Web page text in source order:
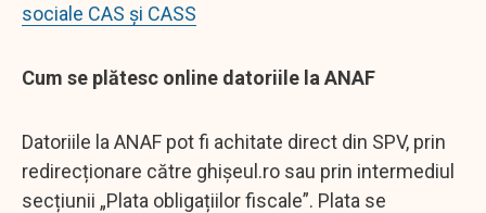
sociale CAS și CASS
Cum se plătesc online datoriile la ANAF
Datoriile la ANAF pot fi achitate direct din SPV, prin
redirecționare către ghișeul.ro sau prin intermediul
secțiunii „Plata obligațiilor fiscale”. Plata se